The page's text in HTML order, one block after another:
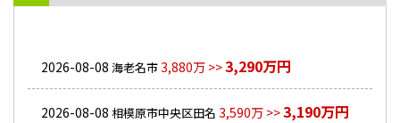
2026-08-08 海老名市3,880万 >>3,290万円
2026-08-08 相模原市中央区田名 3,590万 >>3,190万円